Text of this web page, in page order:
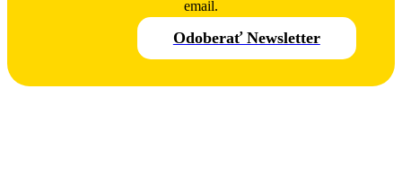
email.
Odoberať Newsletter